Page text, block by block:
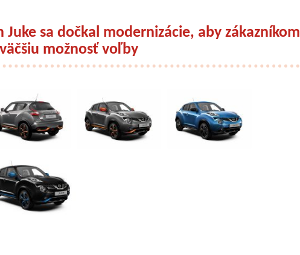
Juke sa dočkal modernizácie, aby zákazníkom
možnosť voľby